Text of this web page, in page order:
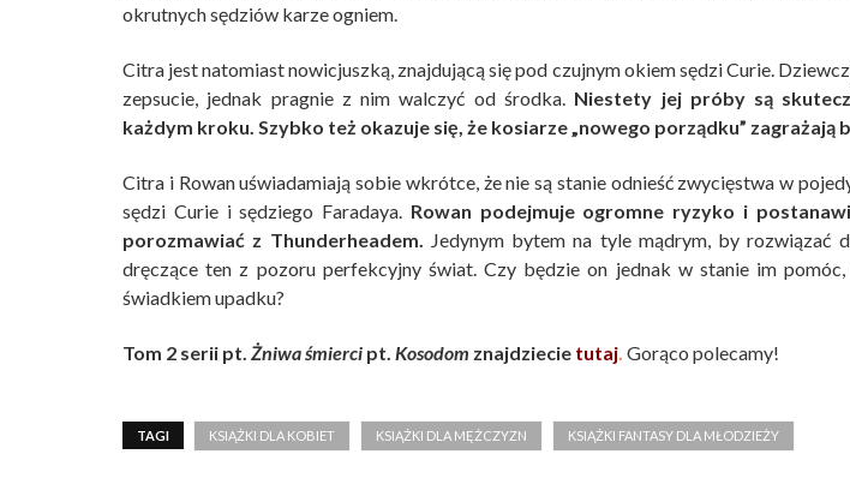
okrutnych sędziów karze ogniem.
Citra jest natomiast nowicjuszką, znajdującą się pod czujnym okiem sędzi Curie.
zepsucie, jednak pragnie z nim walczyć od środka. Niestety jej próby są
każdym kroku. Szybko też okazuje się, że kosiarze „nowego porządku” zagrażają
Citra i Rowan uświadamiają sobie wkrótce, że nie są stanie odnieść zwycięstwa w
sędzi Curie i sędziego Faradaya. Rowan podejmuje ogromne ryzyko i
porozmawiać z Thunderheadem. Jedynym bytem na tyle mądrym, by rozwiązać
dręczące ten z pozoru perfekcyjny świat. Czy będzie on jednak w stanie im
świadkiem upadku?
Tom 2 serii pt. Żniwa śmierci pt. Kosodom znajdziecie tutaj. Gorąco polecamy!
TAGI KSIĄŻKI DLA KOBIET KSIĄŻKI DLA MĘŻCZYZN KSIĄŻKI FANTASY DLA MŁODZIEŻY